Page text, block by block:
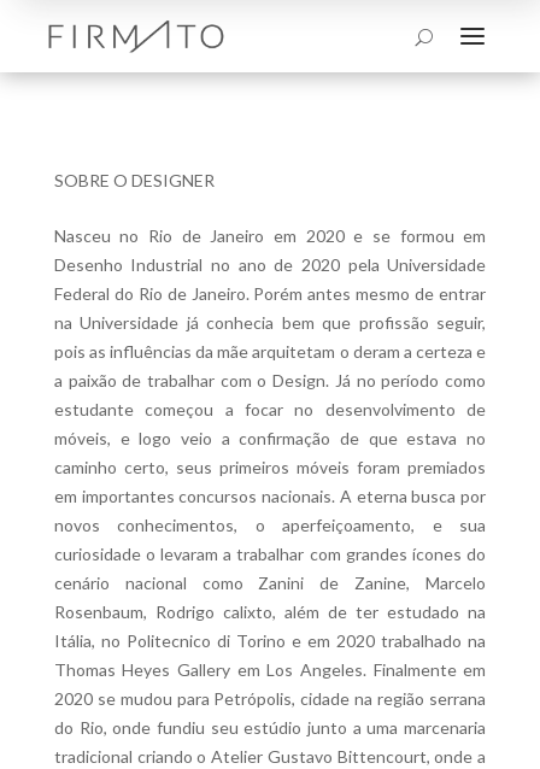
U a
SOBRE O DESIGNER
Nasceu no Rio de Janeiro em 2020 e se formou em
Desenho Industrial no ano de 2020 pela Universidade
Federal do Rio de Janeiro. Porém antes mesmo de entrar
na Universidade já conhecia bem que profissão seguir,
pois as influências da mãe arquitetam o deram a certeza e
a paixão de trabalhar com o Design. Já no período como
estudante começou a focar no desenvolvimento de
móveis, e logo veio a confirmação de que estava no
caminho certo, seus primeiros móveis foram premiados
em importantes concursos nacionais. A eterna busca por
novos conhecimentos, o aperfeiçoamento, e sua
curiosidade o levaram a trabalhar com grandes ícones do
cenário nacional como Zanini de Zanine, Marcelo
Rosenbaum, Rodrigo calixto, além de ter estudado na
Itália, no Politecnico di Torino e em 2020 trabalhado na
Thomas Heyes Gallery em Los Angeles. Finalmente em
2020 se mudou para Petrópolis, cidade na região serrana
do Rio, onde fundiu seu estúdio junto a uma marcenaria
tradicional criando o Atelier Gustavo Bittencourt, onde a